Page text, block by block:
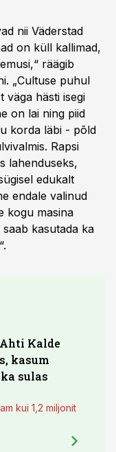
nii Väderstad
on küll kallimad,
räägib
„Cultuse puhul
väga hästi isegi
on lai ning piid
korda läbi - põld
Rapsi
lahenduseks,
edukalt
endale valinud
kogu masina
kasutada ka
Kalde
kasum
sulas
kui 1,2 miljonit